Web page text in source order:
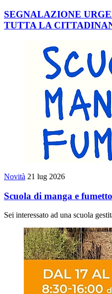
SEGNALAZIONE
TUTTA LA
Novità 21 lug 2026
Scuola di manga e fumetto
Sei interessato ad una scuola